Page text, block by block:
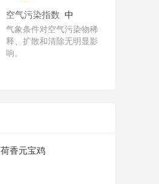
空气污染指数 中
气象条件对空气污染物稀
释、扩散和清除无明显影
响。
荷香元宝鸡